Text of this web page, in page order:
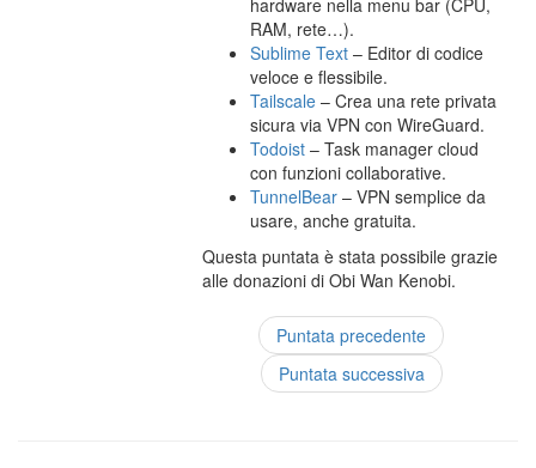
hardware nella menu bar (CPU,
RAM, rete…).
Sublime Text – Editor di codice
veloce e flessibile.
Tailscale – Crea una rete privata
sicura via VPN con WireGuard.
Todoist – Task manager cloud
con funzioni collaborative.
TunnelBear – VPN semplice da
usare, anche gratuita.
Questa puntata è stata possibile grazie
alle donazioni di Obi Wan Kenobi.
Puntata precedente
Puntata successiva